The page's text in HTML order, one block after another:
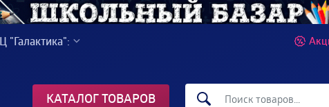
"Галактика":
КАТАЛОГ ТОВАРОВ